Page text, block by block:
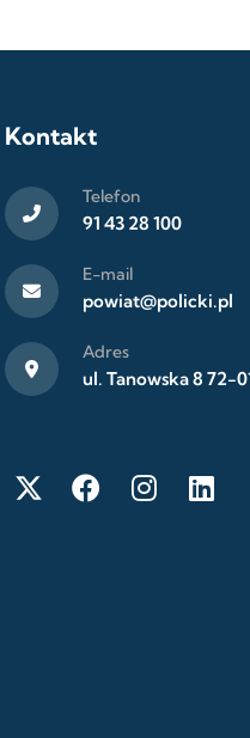
Kontakt
Telefon
91 43 28 100
E-mail
powiat@policki.pl
Adres
ul. Tanowska 8 72-